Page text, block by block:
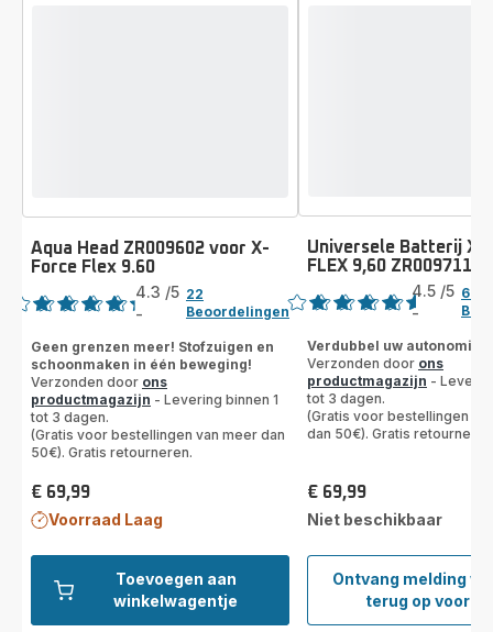
Toevoegen aan
winkelwagentje
Aqua Head ZR009602 voor X-
Force Flex 9.60
Beoordeling
4.3 /5
-
22
Beoordelingen
Geen grenzen meer! Stofzuigen en
schoonmaken in één beweging!
Verzonden door ons
productmagazijn - Levering binnen 1
tot 3 dagen.
(Gratis voor bestellingen van meer dan
50€). Gratis retourneren.
Prijs
€ 69,99
Voorraad Laag
Ontvang melding
terug op
Universele Batterij X-
FLEX 9,60 ZR009711
Beoordeling
4.5 /5
-
69
Verdubbel uw autonomie!
Verzonden door ons
productmagazijn -
tot 3 dagen.
(Gratis voor bestellingen
dan 50€). Gratis
Prijs
€ 69,99
Niet beschikbaar